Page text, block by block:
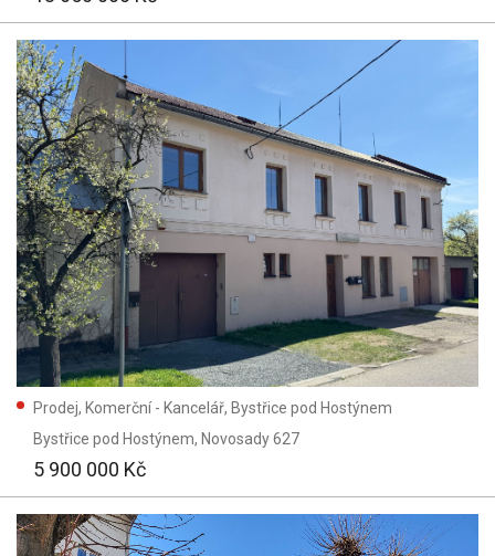
Prodej, Komerční - Kancelář, Bystřice pod Hostýnem
Bystřice pod Hostýnem, Novosady 627
5 900 000 Kč